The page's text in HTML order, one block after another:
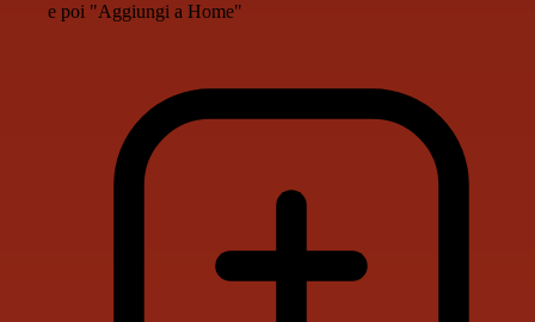
e poi "Aggiungi a Home"